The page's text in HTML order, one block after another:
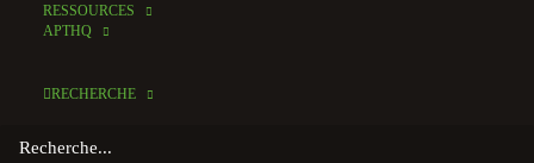
RESSOURCES
APTHQ
RECHERCHE